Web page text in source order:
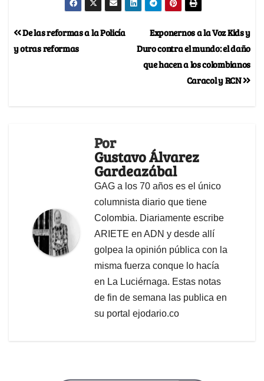
Exponernos a la Voz Kids y
Duro contra el mundo: el daño
que hacen a los colombianos
Caracol y RCN
De las reformas a la Policía
y otras reformas
Por
Gustavo Álvarez
Gardeazábal
GAG a los 70 años es el único
columnista diario que tiene
Colombia. Diariamente escribe
ARIETE en ADN y desde allí
golpea la opinión pública con la
misma fuerza conque lo hacía
en La Luciérnaga. Estas notas
de fin de semana las publica en
su portal ejodario.co